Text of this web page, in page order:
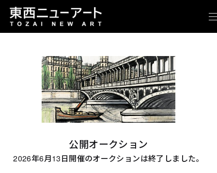
公開オークション
2026年6月13日開催のオークションは終了しました。